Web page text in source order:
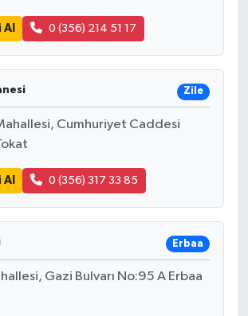
0 (356) 214 51 17
Zile
Cumhuriyet Caddesi
0 (356) 317 33 85
Erbaa
Gazi Bulvarı No:95 A Erbaa